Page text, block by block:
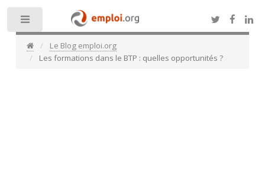
Le Blog emploi.org
Les formations dans le BTP : quelles opportunités ?
Toggle